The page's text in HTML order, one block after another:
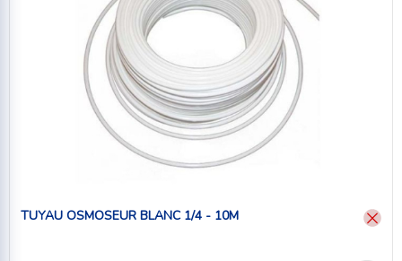
TUYAU OSMOSEUR BLANC 1/4 - 10M